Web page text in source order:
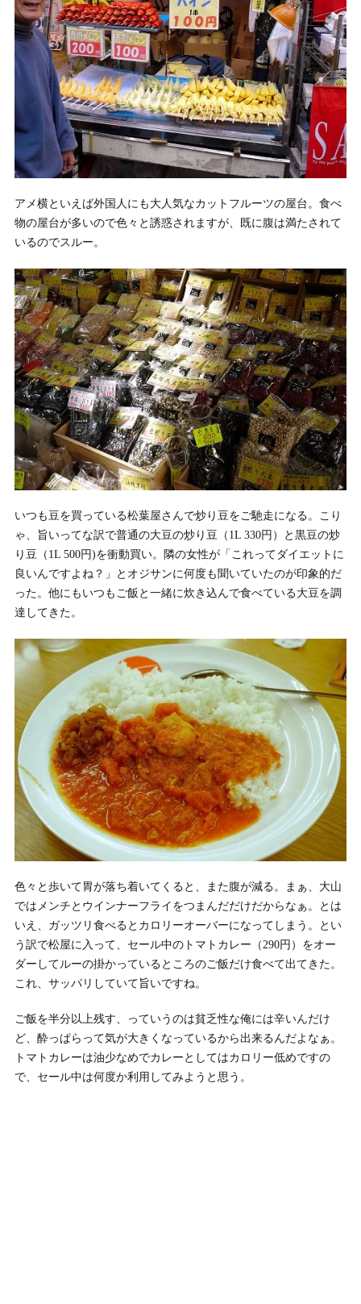
アメ横といえば外国人にも大人気なカットフルーツの屋台。食べ
物の屋台が多いので色々と誘惑されますが、既に腹は満たされて
いるのでスルー。
いつも豆を買っている松葉屋さんで炒り豆をご馳走になる。こり
ゃ、旨いってな訳で普通の大豆の炒り豆（1L 330円）と黒豆の炒
り豆（1L 500円)を衝動買い。隣の女性が「これってダイエットに
良いんですよね？」とオジサンに何度も聞いていたのが印象的だ
った。他にもいつもご飯と一緒に炊き込んで食べている大豆を調
達してきた。
色々と歩いて胃が落ち着いてくると、また腹が減る。まぁ、大山
ではメンチとウインナーフライをつまんだだけだからなぁ。とは
いえ、ガッツリ食べるとカロリーオーバーになってしまう。とい
う訳で松屋に入って、セール中のトマトカレー（290円）をオー
ダーしてルーの掛かっているところのご飯だけ食べて出てきた。
これ、サッパリしていて旨いですね。
ご飯を半分以上残す、っていうのは貧乏性な俺には辛いんだけ
ど、酔っぱらって気が大きくなっているから出来るんだよなぁ。
トマトカレーは油少なめでカレーとしてはカロリー低めですの
で、セール中は何度か利用してみようと思う。